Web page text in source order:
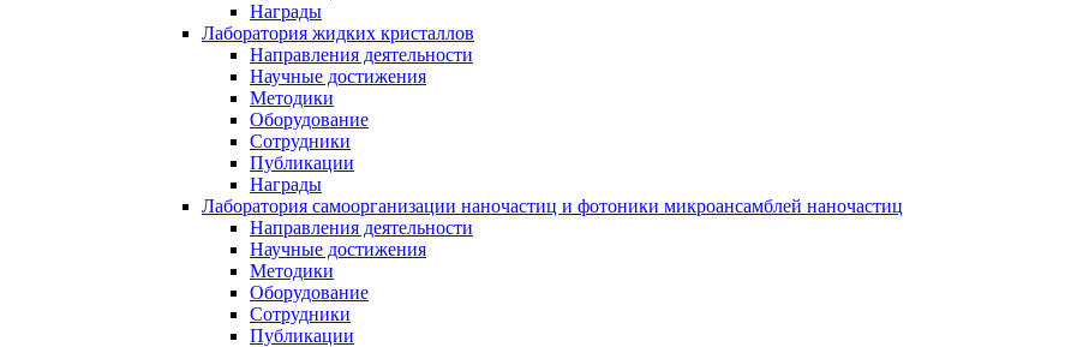
Награды
Лаборатория жидких кристаллов
Направления деятельности
Научные достижения
Методики
Оборудование
Сотрудники
Публикации
Награды
Лаборатория самоорганизации наночастиц и фотоники микроансамблей наночастиц
Направления деятельности
Научные достижения
Методики
Оборудование
Сотрудники
Публикации